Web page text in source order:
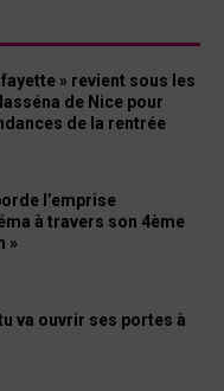
» revient sous les
de Nice pour
de la rentrée
l’emprise
à travers son 4ème
»
va ouvrir ses portes à